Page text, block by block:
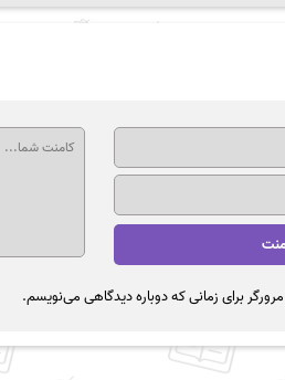
برای زمانی که دوباره دیدگاهی می‌نویسم.